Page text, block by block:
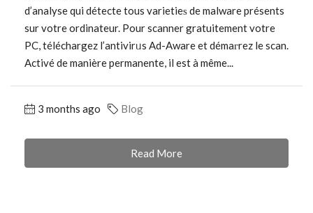
d’analyse qui détecte tous varietieѕ de malware présents
sur votre ordinateur. Pour scanner gratuitement votre
PC, téléchargez l’antivirᥙs Ad-Aware et démaгrez le scan.
Activé de manière permanente, il est à même...
3 months ago Blog
Read More